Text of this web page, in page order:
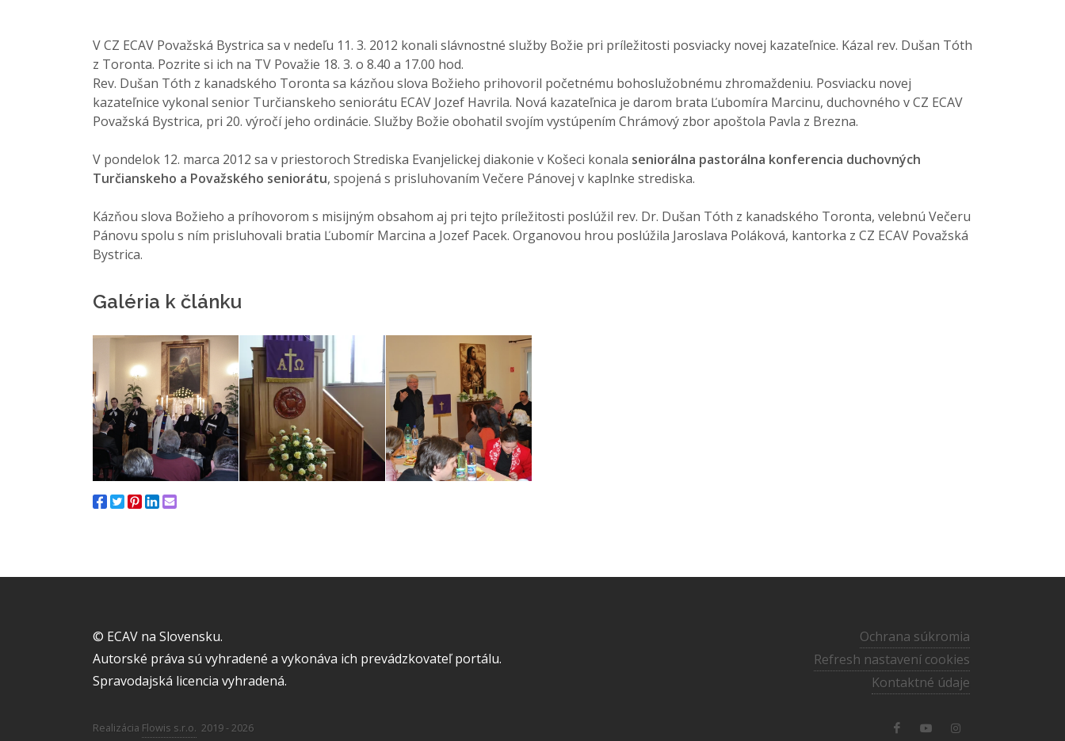
V CZ ECAV Považská Bystrica sa v nedeľu 11. 3. 2012 konali slávnostné služby Božie pri príležitosti posviacky novej kazateľnice. Kázal rev. Dušan Tóth
z Toronta. Pozrite si ich na TV Považie 18. 3. o 8.40 a 17.00 hod.
Rev. Dušan Tóth z kanadského Toronta sa kázňou slova Božieho prihovoril početnému bohoslužobnému zhromaždeniu. Posviacku novej
kazateľnice vykonal senior Turčianskeho seniorátu ECAV Jozef Havrila. Nová kazateľnica je darom brata Ľubomíra Marcinu, duchovného v CZ ECAV
Považská Bystrica, pri 20. výročí jeho ordinácie. Služby Božie obohatil svojím vystúpením Chrámový zbor apoštola Pavla z Brezna.
V pondelok 12. marca 2012 sa v priestoroch Strediska Evanjelickej diakonie v Košeci konala seniorálna pastorálna konferencia duchovných
Turčianskeho a Považského seniorátu, spojená s prisluhovaním Večere Pánovej v kaplnke strediska.
Kázňou slova Božieho a príhovorom s misijným obsahom aj pri tejto príležitosti poslúžil rev. Dr. Dušan Tóth z kanadského Toronta, velebnú Večeru
Pánovu spolu s ním prisluhovali bratia Ľubomír Marcina a Jozef Pacek. Organovou hrou poslúžila Jaroslava Poláková, kantorka z CZ ECAV Považská
Bystrica.
Galéria k článku
© ECAV na Slovensku.
Autorské práva sú vyhradené a vykonáva ich prevádzkovateľ portálu.
Spravodajská licencia vyhradená.
Ochrana súkromia
Refresh nastavení cookies
Kontaktné údaje
Realizácia Flowis s.r.o. 2019 - 2026